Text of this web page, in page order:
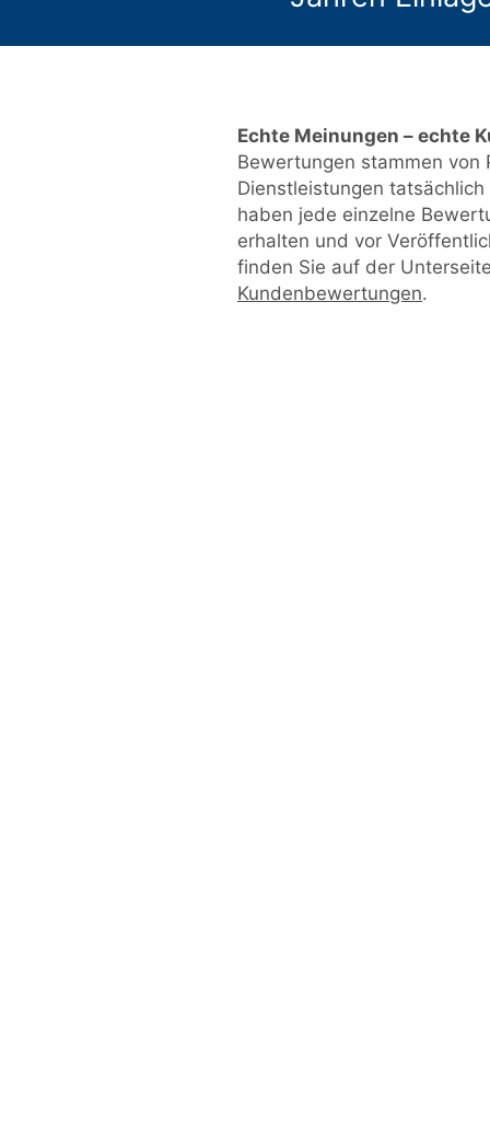
Echte Meinungen – echte
Bewertungen stammen von
Dienstleistungen
haben jede einzelne
erhalten und vor
finden Sie auf der
Kundenbewertungen.